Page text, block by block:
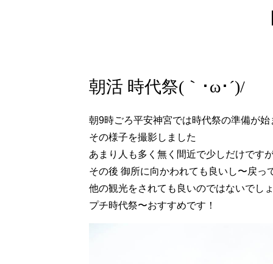
朝活 時代祭(｀･ω･´)/
朝9時ごろ平安神宮では時代祭の準備が始
その様子を撮影しました
あまり人も多く無く間近で少しだけです
その後 御所に向かわれても良いし〜戻っ
他の観光をされても良いのではないでし
プチ時代祭〜おすすめです！